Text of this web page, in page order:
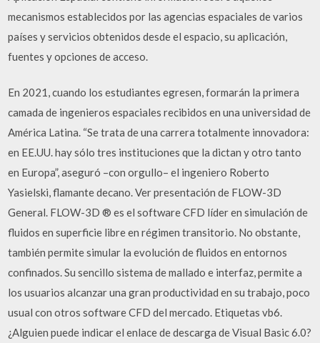
mecanismos establecidos por las agencias espaciales de varios
países y servicios obtenidos desde el espacio, su aplicación,
fuentes y opciones de acceso.
En 2021, cuando los estudiantes egresen, formarán la primera
camada de ingenieros espaciales recibidos en una universidad de
América Latina. “Se trata de una carrera totalmente innovadora:
en EE.UU. hay sólo tres instituciones que la dictan y otro tanto
en Europa”, aseguró –con orgullo– el ingeniero Roberto
Yasielski, flamante decano. Ver presentación de FLOW-3D
General. FLOW-3D ® es el software CFD líder en simulación de
fluidos en superficie libre en régimen transitorio. No obstante,
también permite simular la evolución de fluidos en entornos
confinados. Su sencillo sistema de mallado e interfaz, permite a
los usuarios alcanzar una gran productividad en su trabajo, poco
usual con otros software CFD del mercado. Etiquetas vb6.
¿Alguien puede indicar el enlace de descarga de Visual Basic 6.0?